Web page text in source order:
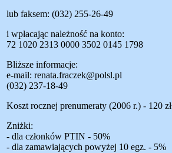
lub faksem: (032) 255-26-49
i wpłacając należność na konto:
72 1020 2313 0000 3502 0145 1798
Bliższe informacje:
e-mail: renata.fraczek@polsl.pl
(032) 237-18-49
Koszt rocznej prenumeraty (2006 r.) - 120 zł
Zniżki:
- dla członków PTIN - 50%
- dla zamawiających powyżej 10 egz. - 5%